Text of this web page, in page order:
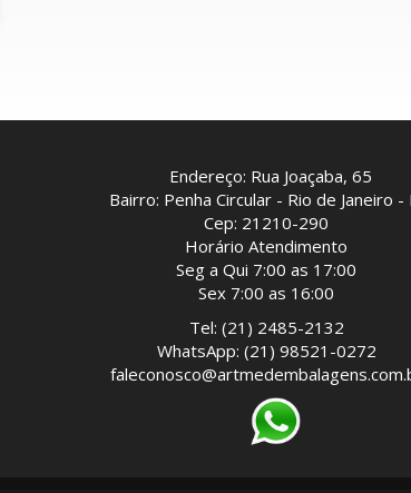
Endereço: Rua Joaçaba, 65
Bairro: Penha Circular - Rio de Janeiro -
Cep: 21210-290
Horário Atendimento
Seg a Qui 7:00 as 17:00
Sex 7:00 as 16:00
Tel: (21) 2485-2132
WhatsApp: (21) 98521-0272